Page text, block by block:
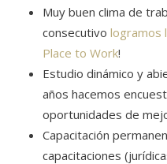
Muy buen clima de
consecutivo logramos
Place to Work!
Estudio dinámico y
años hacemos
oportunidades de
Capacitación
capacitaciones